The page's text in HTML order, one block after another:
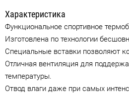
Характеристика
Функциональное спортивное
Изготовлена по технологии
Специальные вставки позволяют
Отличная вентиляция для
температуры.
Отвод влаги даже при самых